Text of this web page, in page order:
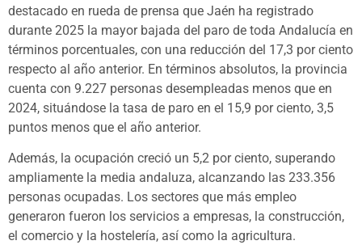
destacado en rueda de prensa que Jaén ha registrado
durante 2025 la mayor bajada del paro de toda Andalucía en
términos porcentuales, con una reducción del 17,3 por ciento
respecto al año anterior. En términos absolutos, la provincia
cuenta con 9.227 personas desempleadas menos que en
2024, situándose la tasa de paro en el 15,9 por ciento, 3,5
puntos menos que el año anterior.
Además, la ocupación creció un 5,2 por ciento, superando
ampliamente la media andaluza, alcanzando las 233.356
personas ocupadas. Los sectores que más empleo
generaron fueron los servicios a empresas, la construcción,
el comercio y la hostelería, así como la agricultura.